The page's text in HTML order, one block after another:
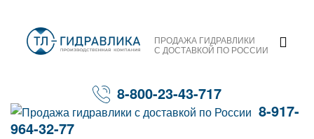
ПРОДАЖА ГИДРАВЛИКИ
С ДОСТАВКОЙ ПО РОССИИ
8-800-23-43-717
8-917-
964-32-77